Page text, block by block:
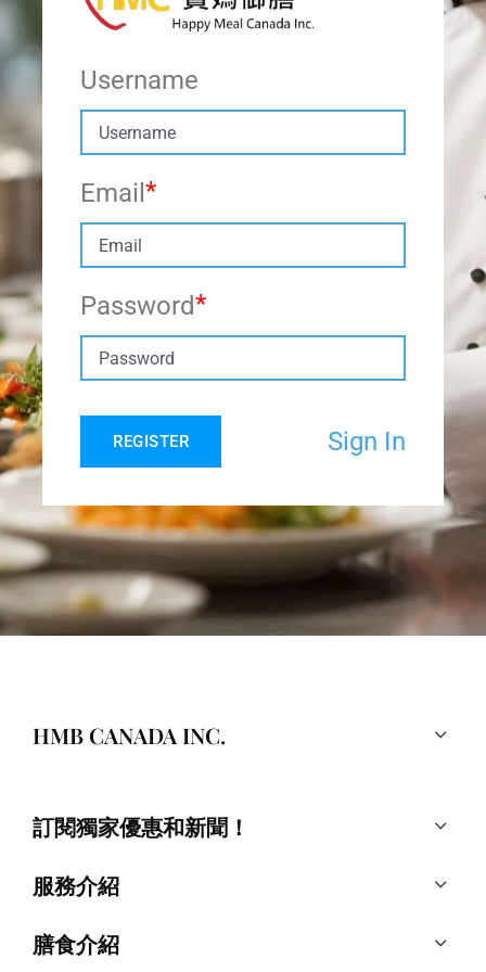
Username
Email
Password
Sign In
HMB CANADA INC.
訂閱獨家優惠和新聞！
服務介紹
膳食介紹